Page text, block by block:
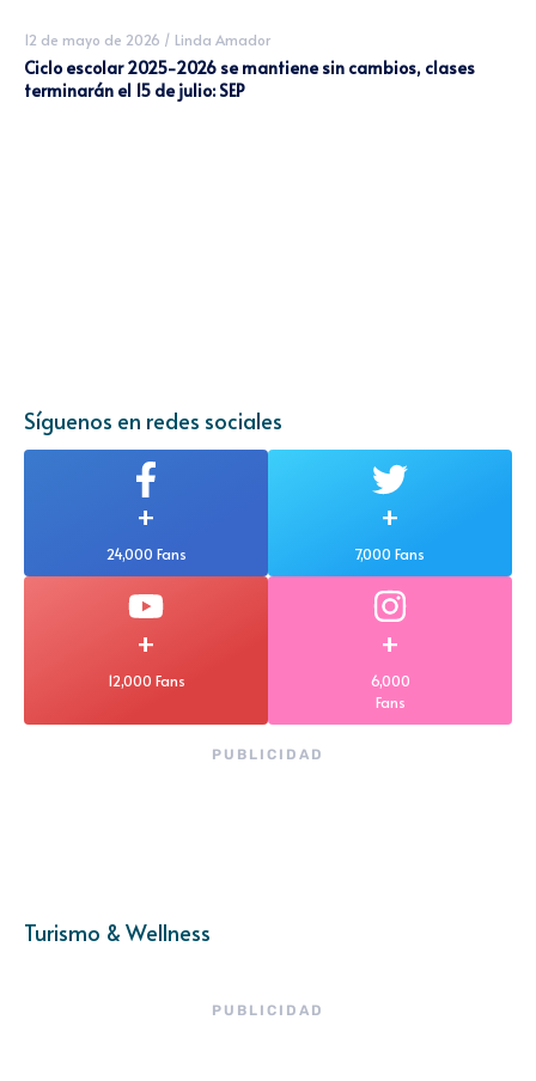
12 de mayo de 2026 / Linda Amador
Ciclo escolar 2025-2026 se mantiene sin cambios, clases
terminarán el 15 de julio: SEP
Síguenos en redes sociales
+
24,000 Fans
+
7,000 Fans
+
12,000 Fans
+
6,000
Fans
PUBLICIDAD
Turismo & Wellness
PUBLICIDAD